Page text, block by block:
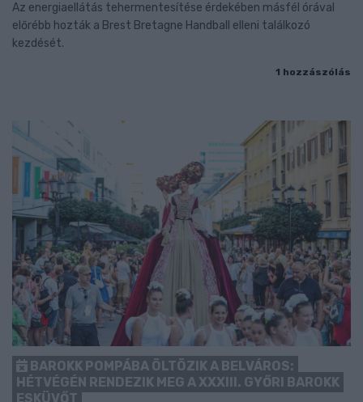
Az energiaellátás tehermentesítése érdekében másfél órával
előrébb hozták a Brest Bretagne Handball elleni találkozó
kezdését.
1 hozzászólás
BAROKK POMPÁBA ÖLTÖZIK A BELVÁROS:
HÉTVÉGÉN RENDEZIK MEG A XXXIII. GYŐRI BAROKK
ESKÜVŐT